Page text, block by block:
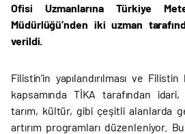
Ofisi Uzmanlarına Türkiye
Müdürlüğü’nden iki uzman
verildi.
Filistin’in yapılandırılması ve
kapsamında TİKA tarafından
tarım, kültür, gibi çeşitli alanlarda
artırım programları düzenleniyor.